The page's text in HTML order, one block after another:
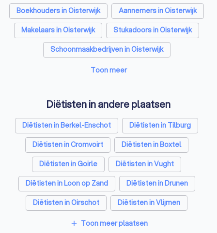
aandoening, staan onze professionals voor je klaar.
Vraag vandaag nog gratis offertes aan en start jouw weg naar
een gezonder leven.
Boekhouders in Oisterwijk
Aannemers in Oisterwijk
Makelaars in Oisterwijk
Stukadoors in Oisterwijk
Schoonmaakbedrijven in Oisterwijk
Airco installateurs in Oisterwijk
Energielabel adviseurs in Oisterwijk
Rijscholen in Oisterwijk
Advocaten in Oisterwijk
Toon meer
Diëtisten in andere plaatsen
Diëtisten in Berkel-Enschot
Diëtisten in Tilburg
Diëtisten in Cromvoirt
Diëtisten in Boxtel
Diëtisten in Goirle
Diëtisten in Vught
Diëtisten in Loon op Zand
Diëtisten in Drunen
Diëtisten in Oirschot
Diëtisten in Vlijmen
Diëtisten in Amsterdam
Diëtisten in Rotterdam
add Toon meer plaatsen